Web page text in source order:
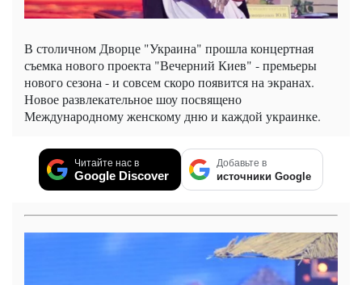
В столичном Дворце "Украина" прошла концертная
съемка нового проекта "Вечерний Киев" - премьеры
нового сезона - и совсем скоро появится на экранах.
Новое развлекательное шоу посвящено
Международному женскому дню и каждой украинке.
Читайте нас в
Google Discover
Добавьте в
источники Google